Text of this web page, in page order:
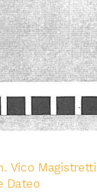
Vico Magistretti
Dateo